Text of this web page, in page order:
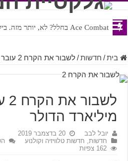
Ace Combat בחלל? לא, יותר מזה. ביקורת המשחק Chorus
Steven Universe והשירים שתורגמו בצורה נוראית לעברית
בית / חדשות / לשבור את הקרח 2 עובר את קו מיליארד הדולר
מיליארד הדולר
יובל לבב
20 בדצמבר 2019
חדשות, חדשות טלוויזיה וקולנוע
162 צפיות